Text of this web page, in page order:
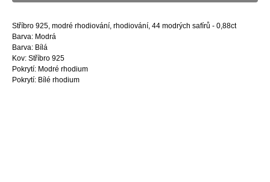
Stříbro 925, modré rhodiování, rhodiování, 44 modrých safírů - 0,88ct
Barva: Modrá
Barva: Bílá
Kov: Stříbro 925
Pokrytí: Modré rhodium
Pokrytí: Bílé rhodium